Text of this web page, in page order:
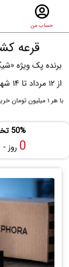
حساب من
50% تخفیف همه محصولات ویژه تابستان
0 روز -